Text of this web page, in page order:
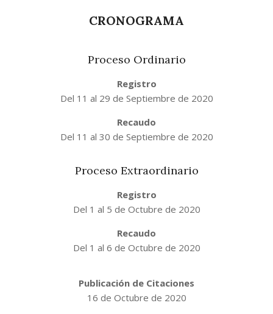
CRONOGRAMA
Proceso Ordinario
Registro
Del 11 al 29 de Septiembre de 2020
Recaudo
Del 11 al 30 de Septiembre de 2020
Proceso Extraordinario
Registro
Del 1 al 5 de Octubre de 2020
Recaudo
Del 1 al 6 de Octubre de 2020
Publicación de Citaciones
16 de Octubre de 2020